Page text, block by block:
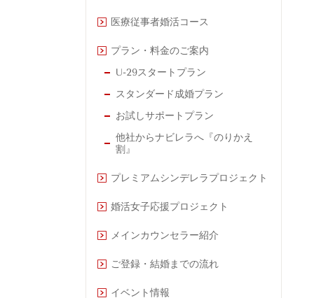
医療従事者婚活コース
プラン・料金のご案内
U-29スタートプラン
スタンダード成婚プラン
お試しサポートプラン
他社からナビレラへ『のりかえ
割』
プレミアムシンデレラプロジェクト
婚活女子応援プロジェクト
メインカウンセラー紹介
ご登録・結婚までの流れ
イベント情報